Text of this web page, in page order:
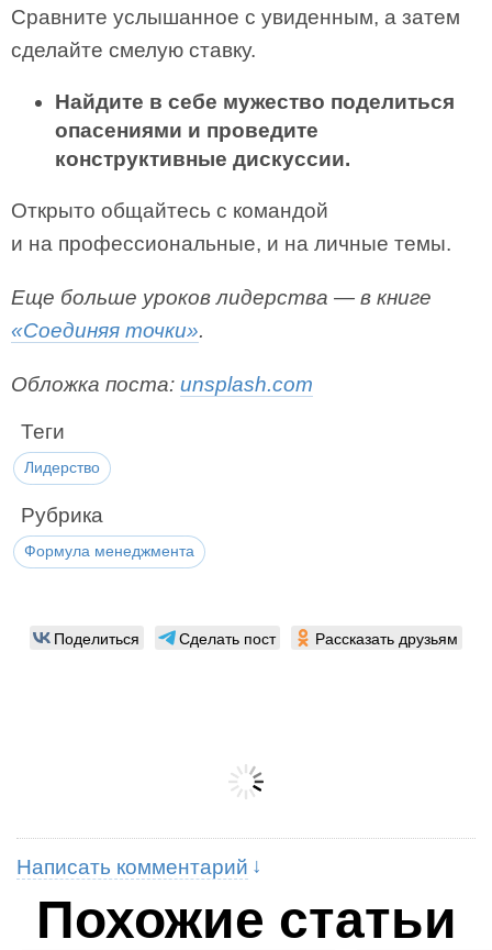
Сравните услышанное с увиденным, а затем
сделайте смелую ставку.
Найдите в себе мужество поделиться
опасениями и проведите
конструктивные дискуссии.
Открыто общайтесь с командой
и на профессио­нальные, и на личные темы.
Еще больше уроков лидерства — в книге
«Соединяя точки».
Обложка поста: unsplash.com
Теги
Лидерство
Рубрика
Формула менеджмента
Поделиться Сделать пост Рассказать друзьям
Написать комментарий
Похожие статьи